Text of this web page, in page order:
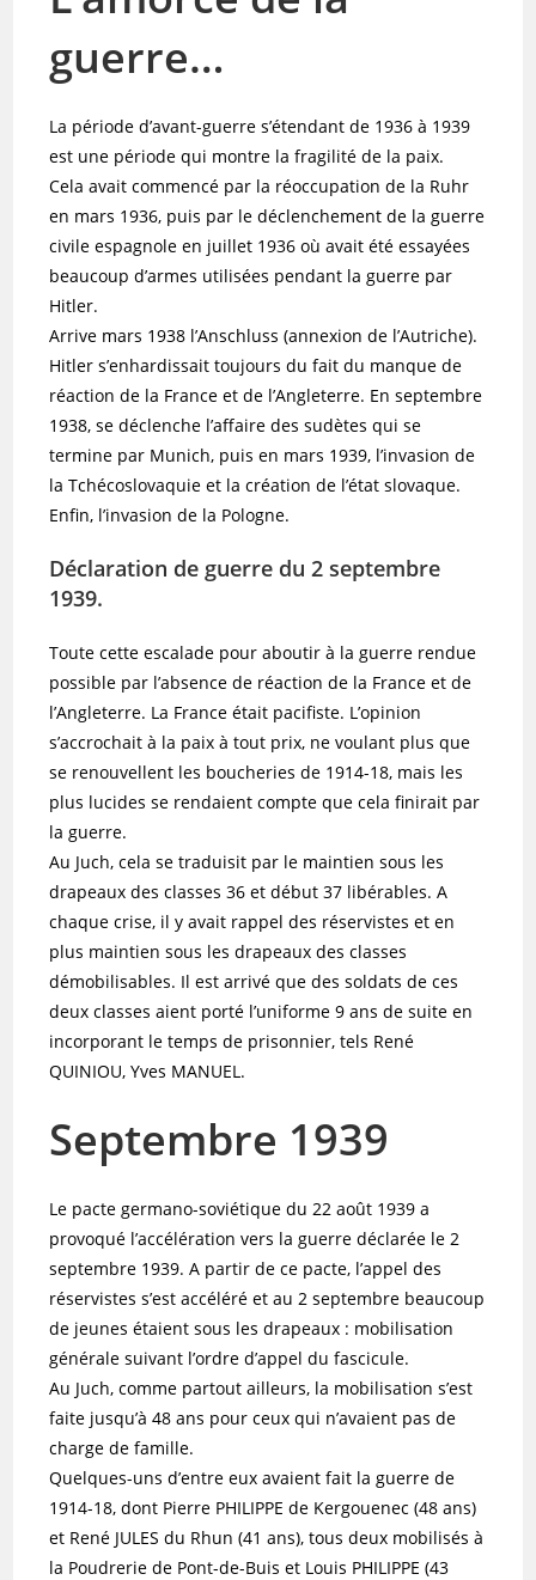
guerre…
La période d’avant-guerre s’étendant de 1936 à 1939
est une période qui montre la fragilité de la paix.
Cela avait commencé par la réoccupation de la Ruhr
en mars 1936, puis par le déclenchement de la guerre
civile espagnole en juillet 1936 où avait été essayées
beaucoup d’armes utilisées pendant la guerre par
Hitler.
Arrive mars 1938 l’Anschluss (annexion de l’Autriche).
Hitler s’enhardissait toujours du fait du manque de
réaction de la France et de l’Angleterre. En septembre
1938, se déclenche l’affaire des sudètes qui se
termine par Munich, puis en mars 1939, l’invasion de
la Tchécoslovaquie et la création de l’état slovaque.
Enfin, l’invasion de la Pologne.
Déclaration de guerre du 2 septembre
1939.
Toute cette escalade pour aboutir à la guerre rendue
possible par l’absence de réaction de la France et de
l’Angleterre. La France était pacifiste. L’opinion
s’accrochait à la paix à tout prix, ne voulant plus que
se renouvellent les boucheries de 1914-18, mais les
plus lucides se rendaient compte que cela finirait par
la guerre.
Au Juch, cela se traduisit par le maintien sous les
drapeaux des classes 36 et début 37 libérables. A
chaque crise, il y avait rappel des réservistes et en
plus maintien sous les drapeaux des classes
démobilisables. Il est arrivé que des soldats de ces
deux classes aient porté l’uniforme 9 ans de suite en
incorporant le temps de prisonnier, tels René
QUINIOU, Yves MANUEL.
Septembre 1939
Le pacte germano-soviétique du 22 août 1939 a
provoqué l’accélération vers la guerre déclarée le 2
septembre 1939. A partir de ce pacte, l’appel des
réservistes s’est accéléré et au 2 septembre beaucoup
de jeunes étaient sous les drapeaux : mobilisation
générale suivant l’ordre d’appel du fascicule.
Au Juch, comme partout ailleurs, la mobilisation s’est
faite jusqu’à 48 ans pour ceux qui n’avaient pas de
charge de famille.
Quelques-uns d’entre eux avaient fait la guerre de
1914-18, dont Pierre PHILIPPE de Kergouenec (48 ans)
et René JULES du Rhun (41 ans), tous deux mobilisés à
la Poudrerie de Pont-de-Buis et Louis PHILIPPE (43